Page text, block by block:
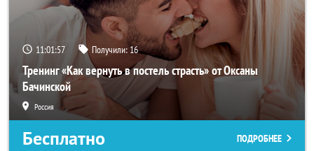
11:01:54 Получили: 16
Тренинг «Как вернуть в постель страсть» от Оксаны
Бачинской
Россия
Бесплатно ПОДРОБНЕЕ